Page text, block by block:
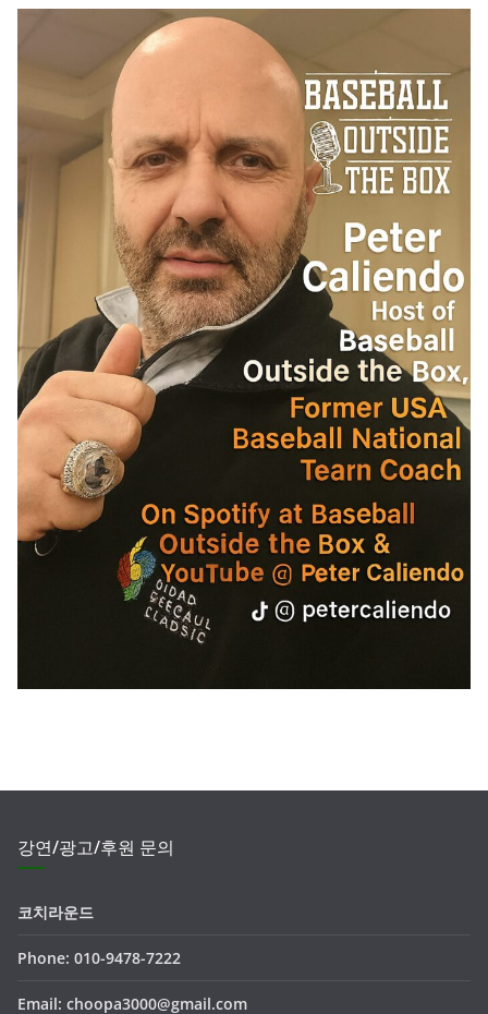
강연/광고/후원 문의
코치라운드
Phone: 010-9478-7222
Email: choopa3000@gmail.com